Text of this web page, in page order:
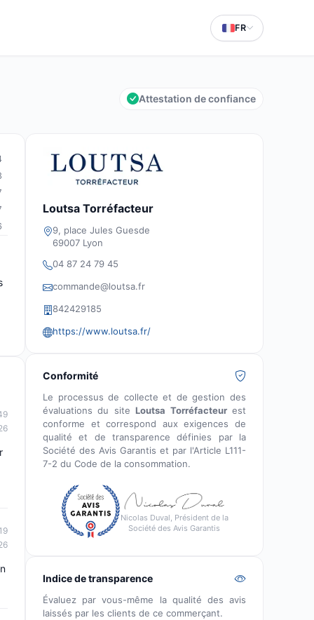
FR
Attestation de confiance
Loutsa Torréfacteur
9, place Jules Guesde
69007 Lyon
04 87 24 79 45
commande@loutsa.fr
842429185
https://www.loutsa.fr/
Conformité
Le processus de collecte et de gestion des
évaluations du siteLoutsa Torréfacteurest
conforme et correspond aux exigences de
qualité et de transparence définies par la
Société des Avis Garantis et par l'Article L111-
7-2 du Code de la consommation.
Nicolas Duval, Président de la
Société des Avis Garantis
Indice de transparence
Évaluez par vous-même la qualité des avis
laissés par les clients de ce commerçant.